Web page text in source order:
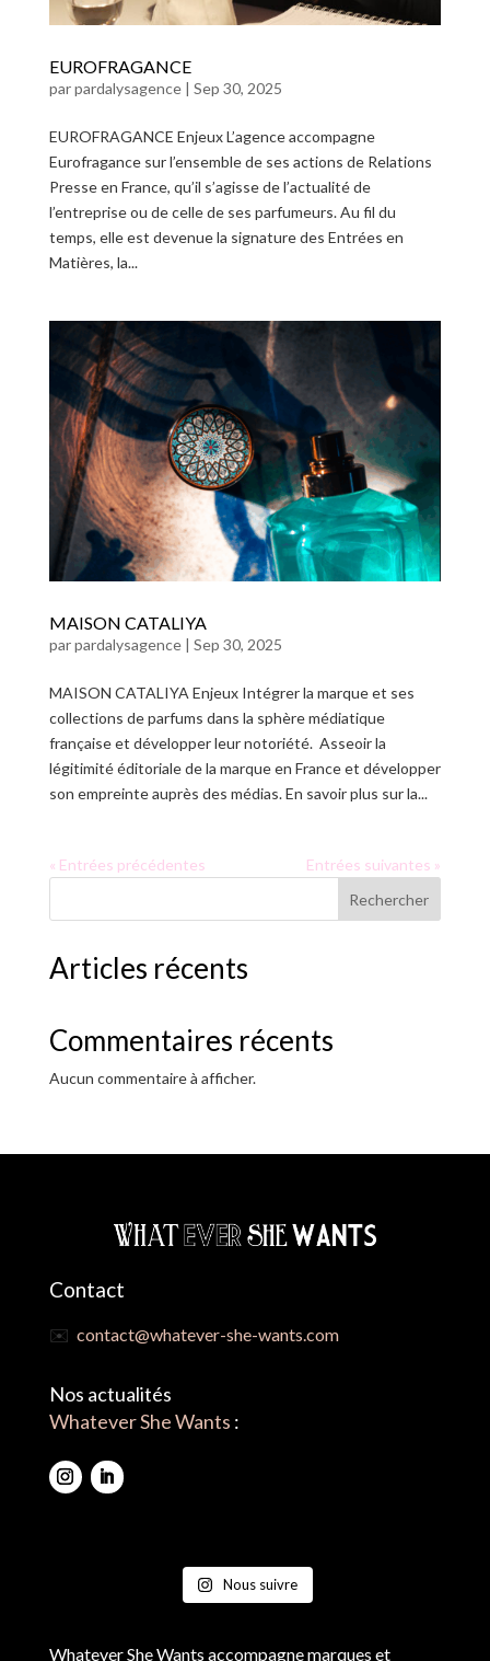
EUROFRAGANCE
parpardalysagence| Sep 30, 2025
EUROFRAGANCE Enjeux L’agence accompagne
Eurofragance sur l’ensemble de ses actions de Relations
Presse en France, qu’il s’agisse de l’actualité de
l’entreprise ou de celle de ses parfumeurs. Au fil du
temps, elle est devenue la signature des Entrées en
Matières, la...
MAISON CATALIYA
parpardalysagence| Sep 30, 2025
MAISON CATALIYA Enjeux Intégrer la marque et ses
collections de parfums dans la sphère médiatique
française et développer leur notoriété. Asseoir la
légitimité éditoriale de la marque en France et développer
son empreinte auprès des médias. En savoir plus sur la...
« Entrées précédentes
Entrées suivantes »
Rechercher
Articles récents
Commentaires récents
Aucun commentaire à afficher.
Contact
✉️ contact@whatever-she-wants.com
Nos actualités
Whatever She Wants :
Nous suivre
Whatever She Wants accompagne marques et